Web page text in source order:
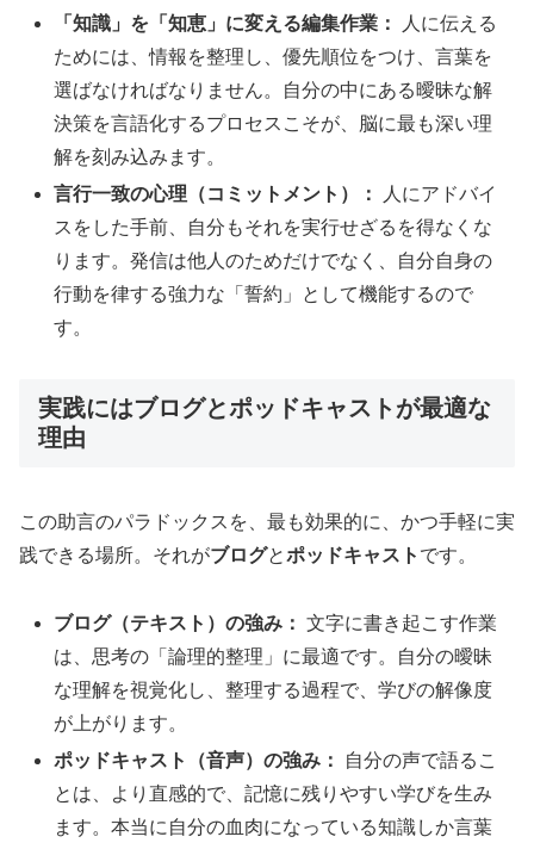
「知識」を「知恵」に変える編集作業：
人に伝える
ためには、情報を整理し、優先順位をつけ、言葉を
選ばなければなりません。自分の中にある曖昧な解
決策を言語化するプロセスこそが、脳に最も深い理
解を刻み込みます。
言行一致の心理（コミットメント）：
人にアドバイ
スをした手前、自分もそれを実行せざるを得なくな
ります。発信は他人のためだけでなく、自分自身の
行動を律する強力な「誓約」として機能するので
す。
実践にはブログとポッドキャストが最適な
理由
この助言のパラドックスを、最も効果的に、かつ手軽に実
践できる場所。それがブログとポッドキャスト です。
ブログ（テキスト）の強み： 文字に書き起こす作業
は、思考の「論理的整理」に最適です。自分の曖昧
な理解を視覚化し、整理する過程で、学びの解像度
が上がります。
ポッドキャスト（音声）の強み：
自分の声で語るこ
とは、より直感的で、記憶に残りやすい学びを生み
ます。本当に自分の血肉になっている知識しか言葉